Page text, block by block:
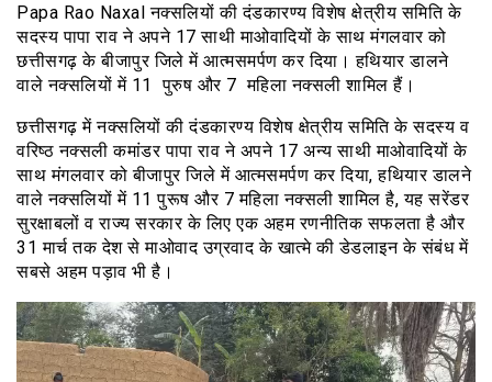
Papa Rao Naxal नक्सलियों की दंडकारण्य विशेष क्षेत्रीय समिति के
सदस्य पापा राव ने अपने 17 साथी माओवादियों के साथ मंगलवार को
छत्तीसगढ़ के बीजापुर जिले में आत्मसमर्पण कर दिया। हथियार डालने
वाले नक्सलियों में 11 पुरुष और 7 महिला नक्सली शामिल हैं।
छत्तीसगढ़ में नक्सलियों की दंडकारण्य विशेष क्षेत्रीय समिति के सदस्य व
वरिष्ठ नक्सली कमांडर पापा राव ने अपने 17 अन्य साथी माओवादियों के
साथ मंगलवार को बीजापुर जिले में आत्मसमर्पण कर दिया, हथियार डालने
वाले नक्सलियों में 11 पुरूष और 7 महिला नक्सली शामिल है, यह सरेंडर
सुरक्षाबलों व राज्य सरकार के लिए एक अहम रणनीतिक सफलता है और
31 मार्च तक देश से माओवाद उग्रवाद के खात्मे की डेडलाइन के संबंध में
सबसे अहम पड़ाव भी है।
वीडियो
प्लेयर